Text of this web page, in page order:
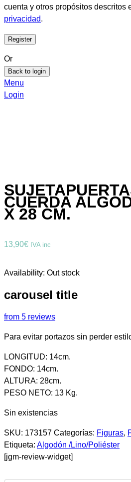
cuenta y otros propósitos descritos
privacidad.
Or
Back to login
Menu
Login
CUERDA
X 28 CM.
13,90€ IVA inc
Availability: Out stock
carousel title
from 5 reviews
Para evitar portazos sin perder
LONGITUD: 14cm.
FONDO: 14cm.
ALTURA: 28cm.
PESO NETO: 13 Kg.
Sin existencias
SKU: 173157 Categorías: Figuras,
Etiqueta: Algodón /Lino/Poliéster
[jgm-review-widget]